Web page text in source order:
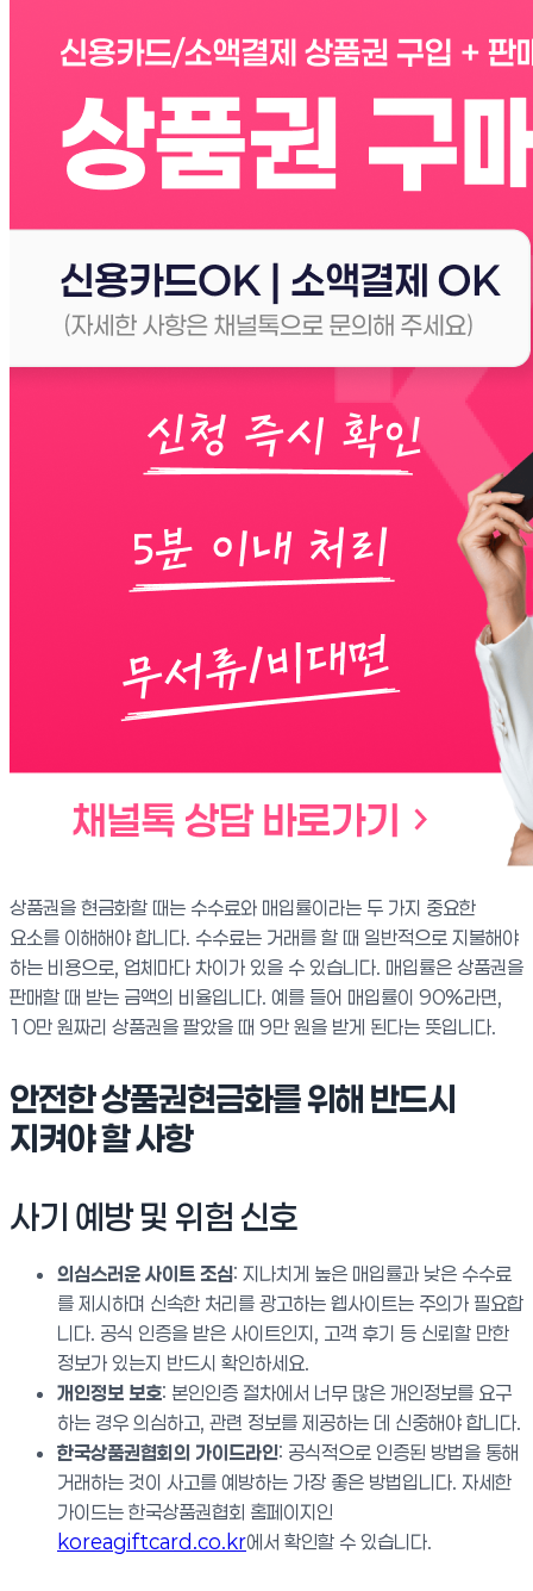
상품권을 현금화할 때는 수수료와 매입률이라는 두 가지 중요한
요소를 이해해야 합니다. 수수료는 거래를 할 때 일반적으로 지불해야
하는 비용으로, 업체마다 차이가 있을 수 있습니다. 매입률은 상품권을
판매할 때 받는 금액의 비율입니다. 예를 들어 매입률이 90%라면,
10만 원짜리 상품권을 팔았을 때 9만 원을 받게 된다는 뜻입니다.
안전한 상품권현금화를 위해 반드시
지켜야 할 사항
사기 예방 및 위험 신호
의심스러운 사이트 조심: 지나치게 높은 매입률과 낮은 수수료
를 제시하며 신속한 처리를 광고하는 웹사이트는 주의가 필요합
니다. 공식 인증을 받은 사이트인지, 고객 후기 등 신뢰할 만한
정보가 있는지 반드시 확인하세요.
개인정보 보호: 본인인증 절차에서 너무 많은 개인정보를 요구
하는 경우 의심하고, 관련 정보를 제공하는 데 신중해야 합니다.
한국상품권협회의 가이드라인: 공식적으로 인증된 방법을 통해
거래하는 것이 사고를 예방하는 가장 좋은 방법입니다. 자세한
가이드는 한국상품권협회 홈페이지인
koreagiftcard.co.kr에서 확인할 수 있습니다.